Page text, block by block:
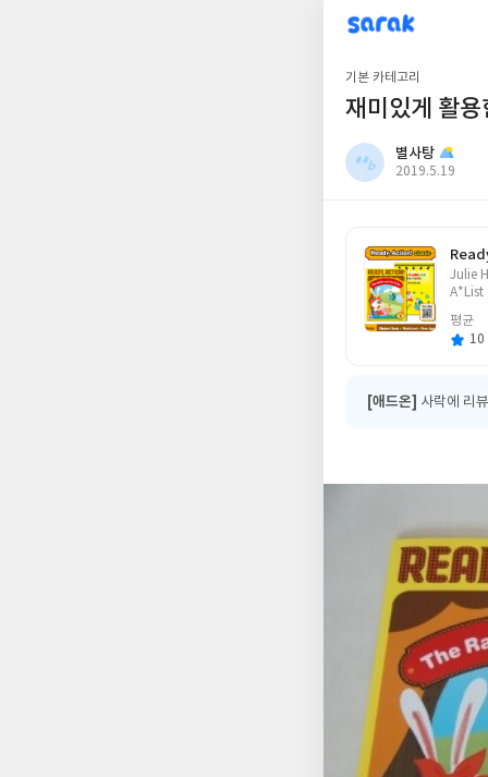
sarak
별사탕
기본 카테고리
재미있게 활
별사탕
작
2019.5.19
글
쓴
Julie
A*List
평균
10
[애드온] 사락에 리